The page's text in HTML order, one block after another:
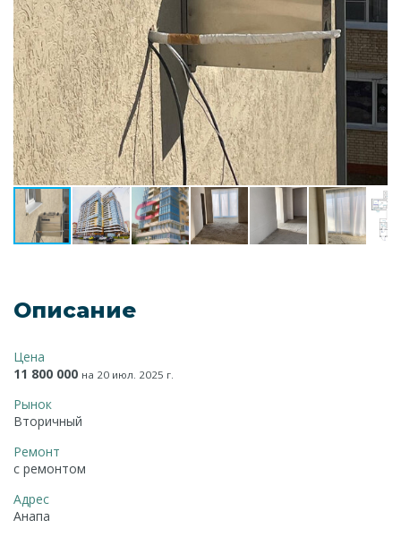
Описание
Цена
11 800 000 на 20 июл. 2025 г.
Рынок
Вторичный
Ремонт
с ремонтом
Адрес
Анапа